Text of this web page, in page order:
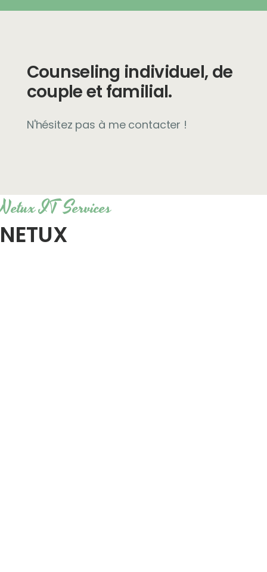
Counseling individuel, de
couple et familial.
N'hésitez pas à me contacter !
Netux IT Services
NETUX